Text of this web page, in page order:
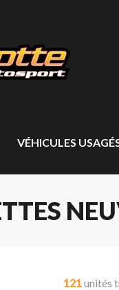
VÉHICULES
121unités